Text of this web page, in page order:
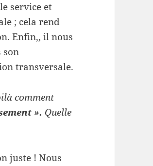
service et
; cela rend
Enfin,, il nous
son
transversale.
comment
». Quelle
juste ! Nous